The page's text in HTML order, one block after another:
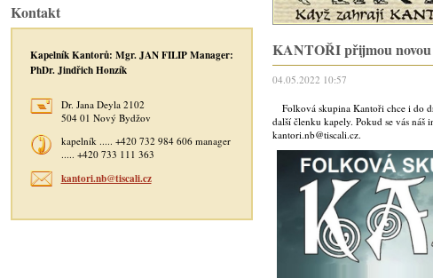
KANTOŘI přijmou
04.05.2022 10:57
Folková skupina Kantoři chce i do
další členku kapely. Pokud se vás
kantori.nb@tiscali.cz.
Kontakt
Kapelník Kantorů: Mgr. JAN FILIP Manager:
PhDr. Jindřich Honzík
Dr. Jana Deyla 2102
504 01 Nový Bydžov
kapelník ..... +420 732 984 606 manager
..... +420 733 111 363
kantori.nb@tiscali.cz